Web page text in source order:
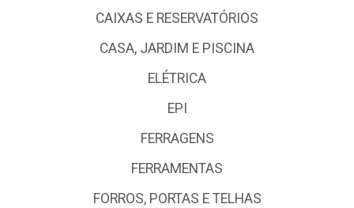
CAIXAS E RESERVATÓRIOS
CASA, JARDIM E PISCINA
ELÉTRICA
EPI
FERRAGENS
FERRAMENTAS
FORROS, PORTAS E TELHAS